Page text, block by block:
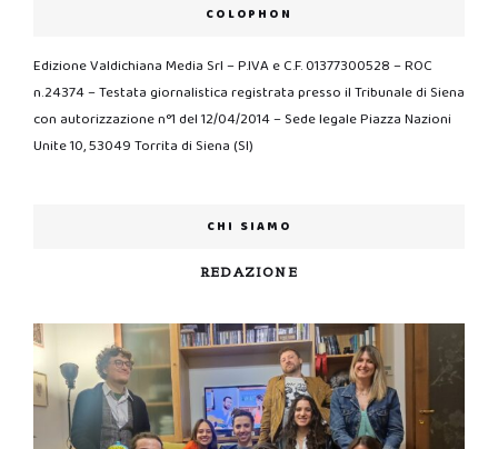
COLOPHON
Edizione Valdichiana Media Srl – P.IVA e C.F. 01377300528 – ROC
n.24374 – Testata giornalistica registrata presso il Tribunale di Siena
con autorizzazione n°1 del 12/04/2014 – Sede legale Piazza Nazioni
Unite 10, 53049 Torrita di Siena (SI)
CHI SIAMO
REDAZIONE